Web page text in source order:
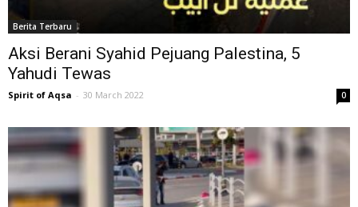
Berita Terbaru
Aksi Berani Syahid Pejuang Palestina, 5
Yahudi Tewas
Spirit of Aqsa - 30 March 2022 0